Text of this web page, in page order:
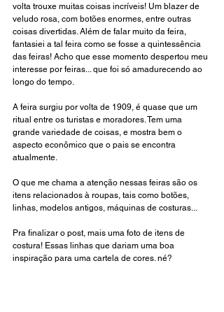
volta trouxe muitas coisas incríveis! Um blazer de
veludo rosa, com botões enormes, entre outras
coisas divertidas. Além de falar muito da feira,
fantasiei a tal feira como se fosse a quintessência
das feiras! Acho que esse momento despertou meu
interesse por feiras... que foi só amadurecendo ao
longo do tempo.
A feira surgiu por volta de 1909, é quase que um
ritual entre os turistas e moradores. Tem uma
grande variedade de coisas, e mostra bem o
aspecto econômico que o pais se encontra
atualmente.
O que me chama a atenção nessas feiras são os
itens relacionados à roupas, tais como botões,
linhas, modelos antigos, máquinas de costuras...
Pra finalizar o post, mais uma foto de itens de
costura! Essas linhas que dariam uma boa
inspiração para uma cartela de cores. né?